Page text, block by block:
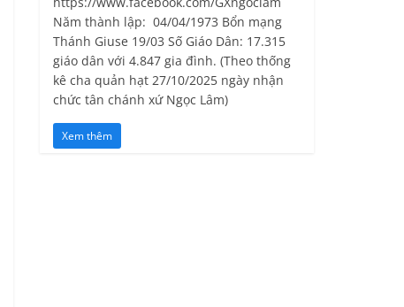
Năm thành lập: 04/04/1973 Bổn mạng
Thánh Giuse 19/03 Số Giáo Dân: 17.315
giáo dân với 4.847 gia đình. (Theo thống
kê cha quản hạt 27/10/2025 ngày nhận
chức tân chánh xứ Ngọc Lâm)
Xem thêm